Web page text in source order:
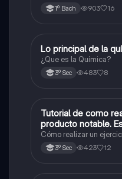
1º Bach 903 16
Química
Lo principal de la
¿Que es la Química?
3º Sec 483 8
Matemáticas
Tutorial de como
producto notable.
😜
Cómo realizar un
3º Sec 423 12